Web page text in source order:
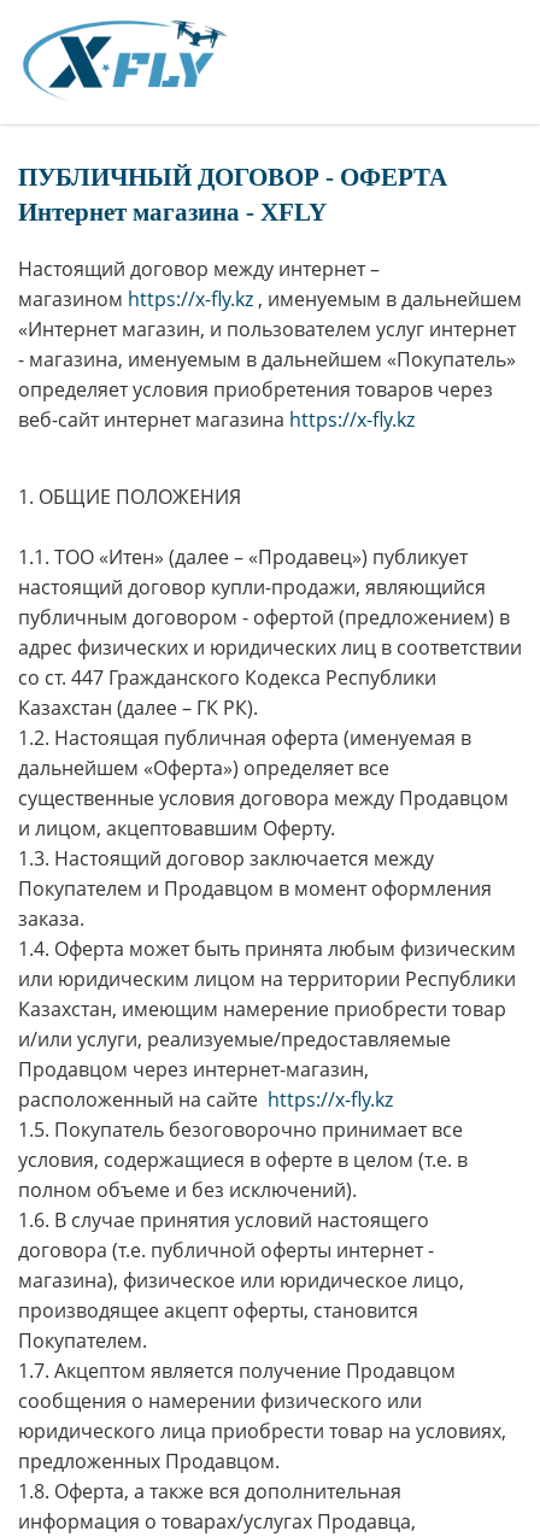
ПУБЛИЧНЫЙ ДОГОВОР - ОФЕРТА
Интернет магазина - XFLY
Настоящий договор между интернет –
магазином https://x-fly.kz , именуемым в дальнейшем
«Интернет магазин, и пользователем услуг интернет
- магазина, именуемым в дальнейшем «Покупатель»
определяет условия приобретения товаров через
веб-сайт интернет магазина https://x-fly.kz
1. ОБЩИЕ ПОЛОЖЕНИЯ
1.1. ТОО «Итен» (далее – «Продавец») публикует
настоящий договор купли-продажи, являющийся
публичным договором - офертой (предложением) в
адрес физических и юридических лиц в соответствии
со ст. 447 Гражданского Кодекса Республики
Казахстан (далее – ГК РК).
1.2. Настоящая публичная оферта (именуемая в
дальнейшем «Оферта») определяет все
существенные условия договора между Продавцом
и лицом, акцептовавшим Оферту.
1.3. Настоящий договор заключается между
Покупателем и Продавцом в момент оформления
заказа.
1.4. Оферта может быть принята любым физическим
или юридическим лицом на территории Республики
Казахстан, имеющим намерение приобрести товар
и/или услуги, реализуемые/предоставляемые
Продавцом через интернет-магазин,
расположенный на сайте https://x-fly.kz
1.5. Покупатель безоговорочно принимает все
условия, содержащиеся в оферте в целом (т.е. в
полном объеме и без исключений).
1.6. В случае принятия условий настоящего
договора (т.е. публичной оферты интернет -
магазина), физическое или юридическое лицо,
производящее акцепт оферты, становится
Покупателем.
1.7. Акцептом является получение Продавцом
сообщения о намерении физического или
юридического лица приобрести товар на условиях,
предложенных Продавцом.
1.8. Оферта, а также вся дополнительная
информация о товарах/услугах Продавца,